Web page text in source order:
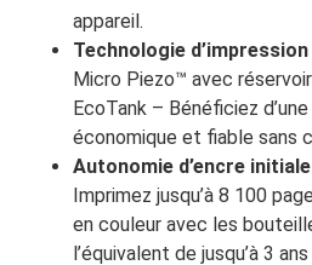
appareil.
Technologie d’impression
Micro Piezo™ avec
EcoTank – Bénéficiez
économique et fiable sans
Autonomie d’encre
Imprimez jusqu’à 8 100
en couleur avec les
l’équivalent de jusqu’à 3